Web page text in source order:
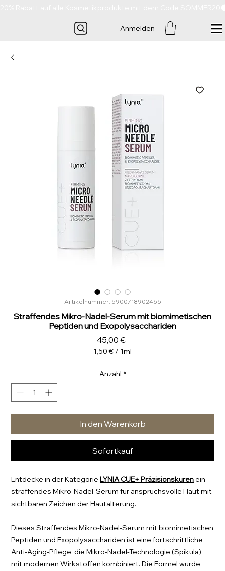
Anmelden
Artikelnummer: 5900718902465
Straffendes Mikro-Nadel-Serum mit biomimetischen
Peptiden und Exopolysacchariden
45,00 €Preis
1,50 € / 1ml
pro
Anzahl *
In den Warenkorb
Sofortkauf
Entdecke in der Kategorie LYNIA CUE+ Präzisionskurenein
straffendes Mikro-Nadel-Serum für anspruchsvolle Haut mit
sichtbaren Zeichen der Hautalterung.
Dieses Straffendes Mikro-Nadel-Serum mit biomimetischen
Peptiden und Exopolysacchariden ist eine fortschrittliche
Anti-Aging-Pflege, die Mikro-Nadel-Technologie (Spikula)
mit modernen Wirkstoffen kombiniert. Die Formel wurde